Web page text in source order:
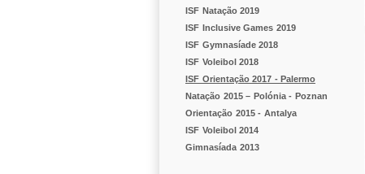
ISF Natação 2019
ISF Inclusive Games 2019
ISF Gymnasíade 2018
ISF Voleibol 2018
ISF Orientação 2017 - Palermo
Natação 2015 – Polónia - Poznan
Orientação 2015 - Antalya
ISF Voleibol 2014
Gimnasíada 2013